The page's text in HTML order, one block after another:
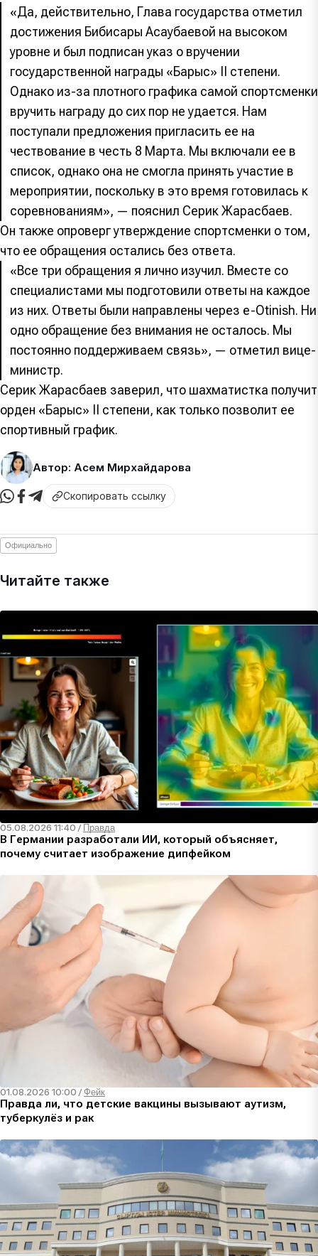
«Да, действительно, Глава государства отметил
достижения Бибисары Асаубаевой на высоком
уровне и был подписан указ о вручении
государственной награды «Барыс» II степени.
Однако из-за плотного графика самой спортсменки
вручить награду до сих пор не удается. Нам
поступали предложения пригласить ее на
чествование в честь 8 Марта. Мы включали ее в
список, однако она не смогла принять участие в
мероприятии, поскольку в это время готовилась к
соревнованиям», — пояснил Серик Жарасбаев.
Он также опроверг утверждение спортсменки о том,
что ее обращения остались без ответа.
«Все три обращения я лично изучил. Вместе со
специалистами мы подготовили ответы на каждое
из них. Ответы были направлены через e-Otinish. Ни
одно обращение без внимания не осталось. Мы
постоянно поддерживаем связь», — отметил вице-
министр.
Серик Жарасбаев заверил, что шахматистка получит
орден «Барыс» II степени, как только позволит ее
спортивный график.
Автор: Асем Мирхайдарова
Скопировать ссылку
Официально
Читайте также
05.08.2026 11:40 / Правда
В Германии разработали ИИ, который объясняет,
почему считает изображение дипфейком
01.08.2026 10:00 /Фейк
Правда ли, что детские вакцины вызывают аутизм,
туберкулёз и рак